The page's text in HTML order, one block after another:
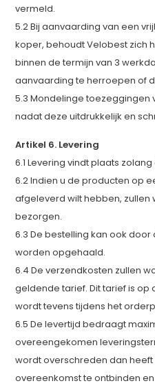
vermeld.
5.2 Bij aanvaarding van een
koper, behoudt Velobest zich
binnen de termijn van 3
aanvaarding te herroepen of
5.3 Mondelinge toezeggingen
nadat deze uitdrukkelijk en
Artikel 6. Levering
6.1 Levering vindt plaats
6.2 Indien u de producten op
afgeleverd wilt hebben, zullen
bezorgen.
6.3 De bestelling kan ook
worden opgehaald.
6.4 De verzendkosten zullen
geldende tarief. Dit tarief is op
wordt tevens tijdens het
6.5 De levertijd bedraagt
overeengekomen
wordt overschreden dan
overeenkomst te ontbinden